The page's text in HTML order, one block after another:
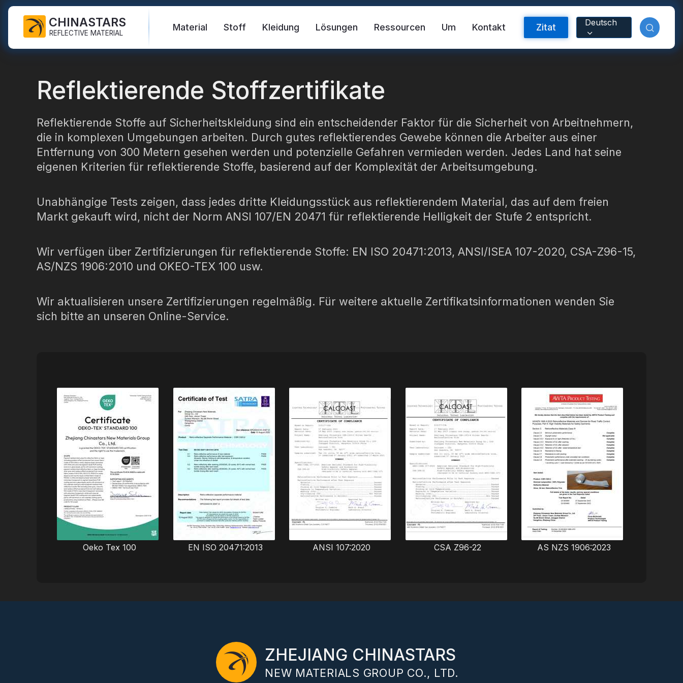
CHINASTARS
REFLECTIVE MATERIAL
Material
Reflektierender Stoff für PSA
Industrielles Waschband
FR-Reflektorband
Wärmetransfer-Vinyl und
Logo
Reflektierendes Band
Reflektierendes Garn
Im dunklen Material leuchten
Stoff
Material, das im Dunkeln
leuchtet
Stoff
Reflektierender Druckstoff
Silberner reflektierender
Stoff
Reflektierender Stoff mit
Farbverlauf
Stoff
Kleidung
Sicherheitsweste
Warnschutzjacken
Sicherheitshosen
Sicherheitsregenmantel
Sicherheitshemden und -
Sweatshirts
Lösungen
Häufig gestellte Fragen
Neue Produkte
Video
Blog
Ressourcen
Zertifikate
Katalog
Internationale Standards
Um Kontakt Zitat Deutsch
Quicklinks: Reflektierender Stoff Sicherheitsweste FR-Reflektorband
Reflektierendes Material Reflektierendes Wärmetransfer-Vinyl
Regenbogenreflektierender Stoff
Reflektierende Stoffzertifikate
Reflektierende Stoffe auf Sicherheitskleidung sind ein entscheidender Faktor für die Sicherheit von Arbeitnehmern,
die in komplexen Umgebungen arbeiten. Durch gutes reflektierendes Gewebe können die Arbeiter aus einer
Entfernung von 300 Metern gesehen werden und potenzielle Gefahren vermieden werden. Jedes Land hat seine
eigenen Kriterien für reflektierende Stoffe, basierend auf der Komplexität der Arbeitsumgebung.
Unabhängige Tests zeigen, dass jedes dritte Kleidungsstück aus reflektierendem Material, das auf dem freien
Markt gekauft wird, nicht der Norm ANSI 107/EN 20471 für reflektierende Helligkeit der Stufe 2 entspricht.
Wir verfügen über Zertifizierungen für reflektierende Stoffe: EN ISO 20471:2013, ANSI/ISEA 107-2020, CSA-Z96-15,
AS/NZS 1906:2010 und OKEO-TEX 100 usw.
Wir aktualisieren unsere Zertifizierungen regelmäßig. Für weitere aktuelle Zertifikatsinformationen wenden Sie
sich bitte an unseren Online-Service.
Oeko Tex 100 EN ISO 20471:2013 ANSI 107:2020 CSA Z96-22 AS NZS 1906:2023
ZHEJIANG CHINASTARS
NEW MATERIALS GROUP CO., LTD.